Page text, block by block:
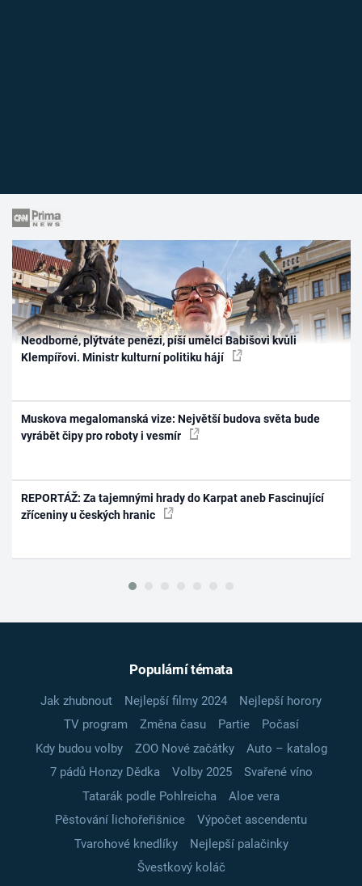
Neodborné, plýtváte penězi, píší umělci Babišovi kvůli
Klempířovi. Ministr kulturní politiku hájí
Muskova megalomanská vize: Největší budova světa bude
vyrábět čipy pro roboty i vesmír
REPORTÁŽ: Za tajemnými hrady do Karpat aneb Fascinující
zříceniny u českých hranic
Populární témata
Jak zhubnout Nejlepší filmy 2024
Nejlepší horory
TV program
Změna času Partie
Počasí
Kdy budou volby
ZOO Nové začátky
Auto – katalog
7 pádů Honzy Dědka
Volby 2025
Svařené víno
Tatarák podle Pohlreicha
Aloe vera
Pěstování lichořeřišnice
Výpočet ascendentu
Tvarohové knedlíky
Nejlepší palačinky
Švestkový koláč